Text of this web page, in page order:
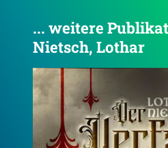
... weitere
Nietsch, Lothar